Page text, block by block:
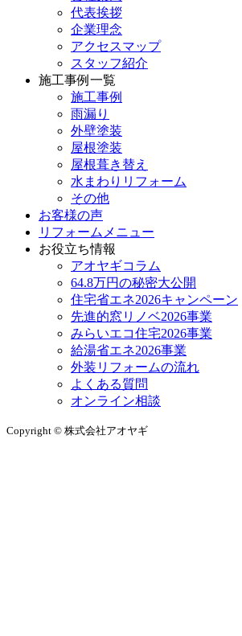
代表挨拶
企業理念
アクセスマップ
スタッフ紹介
施工事例一覧
施工事例
雨漏り
外壁塗装
屋根塗装
屋根葺き替え
水まわりリフォーム
その他
お客様の声
リフォームメニュー
お役立ち情報
アオヤギコラム
64.8万円の秘密大公開
住宅省エネ2026キャンペーン
先進的窓リノベ2026事業
みらいエコ住宅2026事業
給湯省エネ2026事業
外装リフォームの流れ
よくある質問
オンライン相談
Copyright © 株式会社アオヤギ